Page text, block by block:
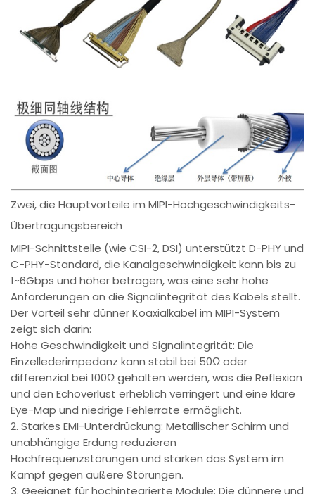
Zwei, die Hauptvorteile im MIPI-Hochgeschwindigkeits-
Übertragungsbereich
MIPI-Schnittstelle (wie CSI-2, DSI) unterstützt D-PHY und
C-PHY-Standard, die Kanalgeschwindigkeit kann bis zu
1~6Gbps und höher betragen, was eine sehr hohe
Anforderungen an die Signalintegrität des Kabels stellt.
Der Vorteil sehr dünner Koaxialkabel im MIPI-System
zeigt sich darin:
Hohe Geschwindigkeit und Signalintegrität: Die
Einzellederimpedanz kann stabil bei 50Ω oder
differenzial bei 100Ω gehalten werden, was die Reflexion
und den Echoverlust erheblich verringert und eine klare
Eye-Map und niedrige Fehlerrate ermöglicht.
2. Starkes EMI-Unterdrückung: Metallischer Schirm und
unabhängige Erdung reduzieren
Hochfrequenzstörungen und stärken das System im
Kampf gegen äußere Störungen.
3. Geeignet für hochintegrierte Module: Die dünnere und